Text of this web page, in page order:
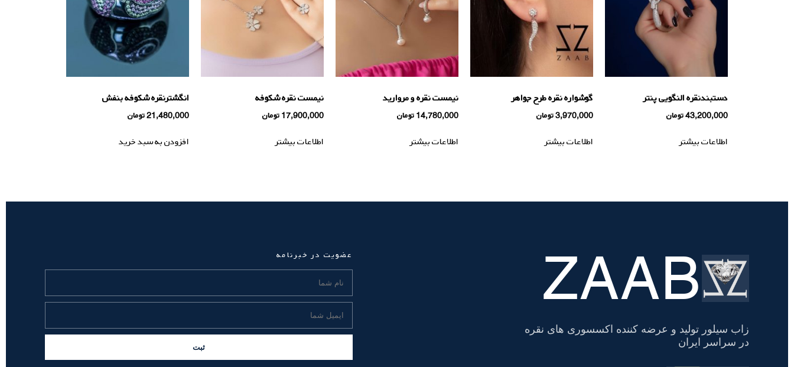
دستبندنقره النگویی پنتر
43,200,000تومان
اطلاعات بیشتر
گوشواره نقره طرح جواهر
3,970,000تومان
اطلاعات بیشتر
نیمست نقره و مروارید
14,780,000 تومان
اطلاعات بیشتر
نیمست نقره شکوفه
17,900,000 تومان
اطلاعات بیشتر
انگشترنقره شکوفه بنفش
21,480,000تومان
افزودن به سبد خرید
تسویه
حساب ZAAB
زاب سیلور تولید و عرضه کننده اکسسوری های نقره
در سراسر ایران
عضویت در خبرنامه
ثبت